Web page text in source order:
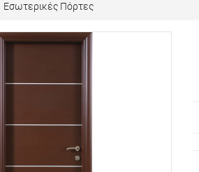
Εσωτερικές Πόρτες